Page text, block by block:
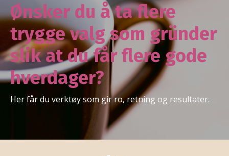
Ønsker du å ta flere
trygge valg som gründer
slik at du får flere gode
hverdager?
Her får du verktøy som gir ro, retning og resultater.